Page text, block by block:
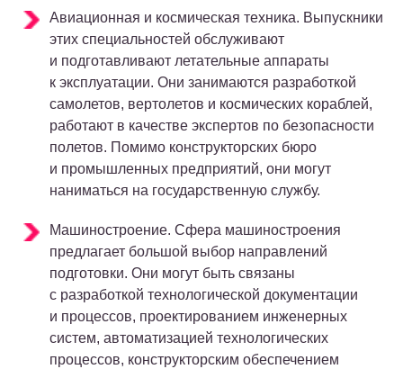
Авиационная и космическая техника. Выпускники
этих специальностей обслуживают
и подготавливают летательные аппараты
к эксплуатации. Они занимаются разработкой
самолетов, вертолетов и космических кораблей,
работают в качестве экспертов по безопасности
полетов. Помимо конструкторских бюро
и промышленных предприятий, они могут
наниматься на государственную службу.
Машиностроение. Сфера машиностроения
предлагает большой выбор направлений
подготовки. Они могут быть связаны
с разработкой технологической документации
и процессов, проектированием инженерных
систем, автоматизацией технологических
процессов, конструкторским обеспечением